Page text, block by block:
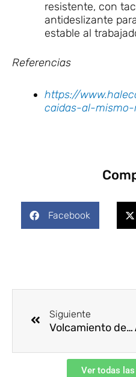
resistente, con
antideslizante
estable al
Referencias
https://
caidas-al-
Facebook
Siguiente
Volcamiento de ambulancia
Ver todas